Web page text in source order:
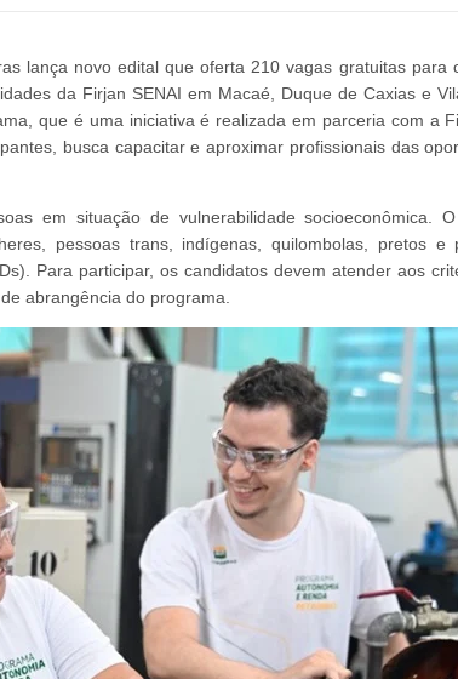
lança novo edital que oferta 210 vagas gratuitas para
da Firjan SENAI em Macaé, Duque de Caxias e
que é uma iniciativa é realizada em parceria com a
busca capacitar e aproximar profissionais das
em situação de vulnerabilidade socioeconômica.
pessoas trans, indígenas, quilombolas, pretos e
Para participar, os candidatos devem atender aos
abrangência do programa.